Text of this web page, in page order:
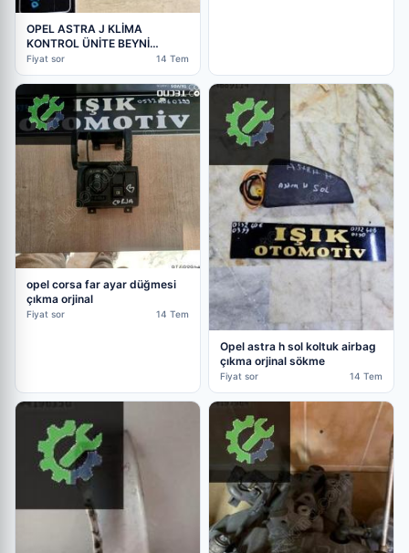
OPEL ASTRA J KLİMA
KONTROL ÜNİTE BEYNİ
13591701 90151-743 0006
Fiyat sor 14 Tem
opel corsa far ayar düğmesi
çıkma orjinal
Fiyat sor 14 Tem
Opel astra h sol koltuk airbag
çıkma orjinal sökme
Fiyat sor 14 Tem